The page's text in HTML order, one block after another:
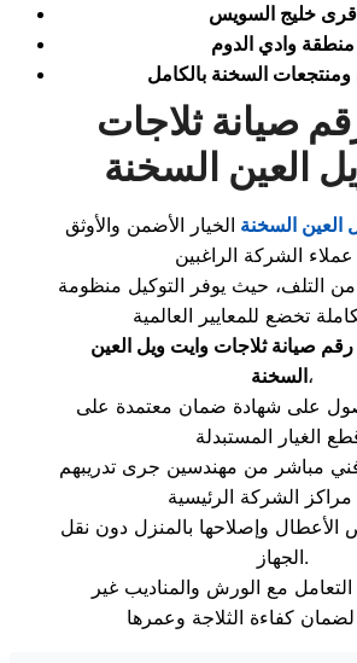
قرى خليج السويس
منطقة وادي الدوم
السخنة بالكامل
صيانة ثلاجات
العين السخنة
العين السخنة الخيار الأضمن والأوثق
الشركة الراغبين
التلف، حيث يوفر التوكيل منظومة
رقم صيانة ثلاجات وايت ويل العين
السخنة،
على شهادة ضمان معتمدة على
مباشر من مهندسين جرى تدريبهم
الشركة الرئيسية
وإصلاحها بالمنزل دون نقل
الجهاز.
التعامل مع الورش والمناديب غير
كفاءة الثلاجة وعمرها